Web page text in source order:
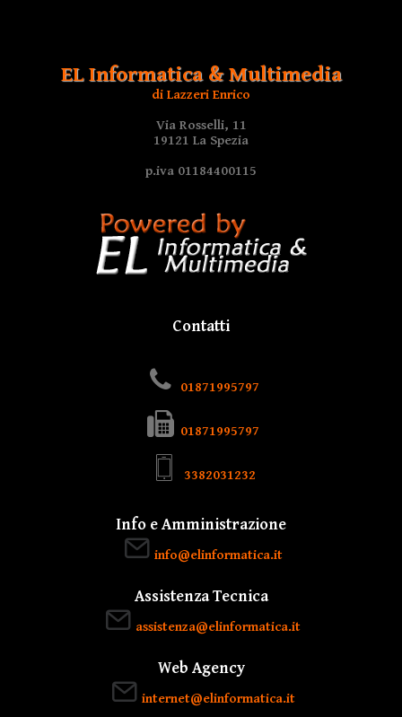
EL Informatica & Multimedia
di Lazzeri Enrico
Via Rosselli, 11
19121 La Spezia
p.iva 01184400115
Contatti
01871995797
01871995797
3382031232
Info e Amministrazione
info@elinformatica.it
Assistenza Tecnica
assistenza@elinformatica.it
Web Agency
internet@elinformatica.it